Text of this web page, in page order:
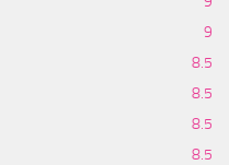
9
8.5
8.5
8.5
8.5